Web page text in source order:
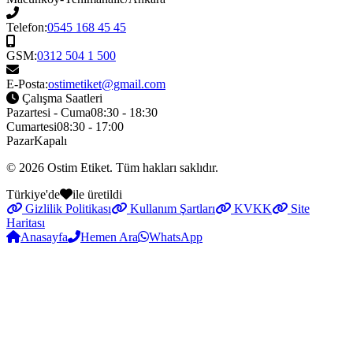
Telefon:0545 168 45 45
GSM:0312 504 1 500
E-Posta:ostimetiket@gmail.com
Çalışma Saatleri
Pazartesi - Cuma08:30 - 18:30
Cumartesi08:30 - 17:00
PazarKapalı
© 2026 Ostim Etiket. Tüm hakları saklıdır.
Türkiye'de
ile üretildi
Gizlilik Politikası
Kullanım Şartları KVKK
Site
Haritası
Anasayfa
Hemen Ara WhatsApp